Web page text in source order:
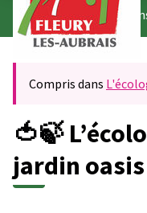
🚧 Je suis les
Compris dans
🍅🍃
jardin